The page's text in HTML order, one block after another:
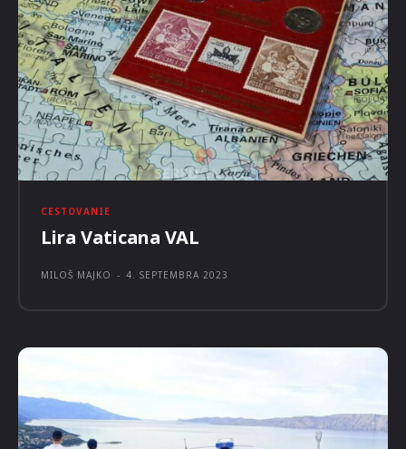
CESTOVANIE
Zážitkové prehliadky Piešťan už aj
v rodnom jazyku Ľudovíta Wintera
REDAKCIA NAEXPEDÍCIU - 12. SEPTEMBRA 2023